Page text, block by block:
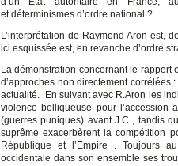
et déterminismes d’ordre national ?
L’interprétation de Raymond Aron est,
ici esquissée est, en revanche d’ordre
La démonstration concernant le rapport
d’approches non directement
actualité. En suivant avec R.Aron les
violence belliqueuse pour l’accession
(guerres puniques) avant J.C , tandis
suprême exacerbèrent la compétition
République et l’Empire . Toujours
occidentale dans son ensemble ses